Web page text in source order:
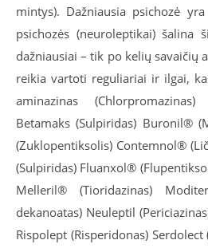
mintys). Dažniausia psichozė
psichozės (neuroleptikai) šalina
dažniausiai – tik po kelių savaičių
reikia vartoti reguliariai ir ilgai,
aminazinas
Betamaks (Sulpiridas) Buronil®
(Zuklopentiksolis) Contemnol®
(Sulpiridas) Fluanxol®
Melleril® (Tioridazinas)
dekanoatas) Neuleptil
Rispolept (Risperidonas)